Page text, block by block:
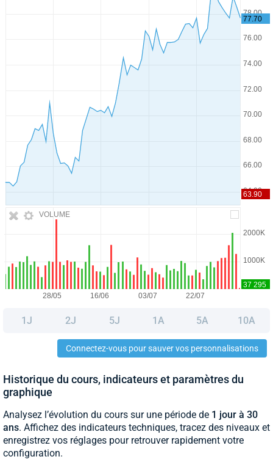
VOLUME
1J 2J 5J 1A 5A 10A
Connectez-vous pour sauver vos personnalisations
Historique du cours, indicateurs et paramètres du
graphique
Analysez l’évolution du cours sur une période de 1 jour à 30
ans. Affichez des indicateurs techniques, tracez des niveaux et
enregistrez vos réglages pour retrouver rapidement votre
configuration.